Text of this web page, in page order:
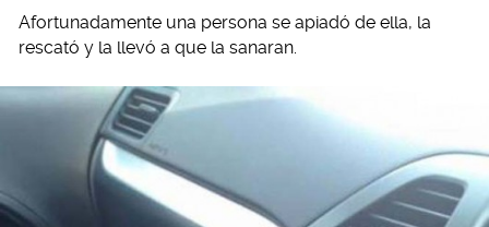
Afortunadamente una persona se apiadó de ella, la
rescató y la llevó a que la sanaran.